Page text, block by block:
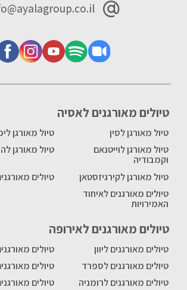
טיולים מאורגנים לאסיה
טיול מאורגן לסין
טיול מאורגן
טיול מאורגן לוייטנאם
וקמבודיה
טיול מאורגן
טיול מאורגן לקירגיזסטאן
טיולים
טיולים מאורגנים לאיחוד
האמירויות
טיולים מאורגנים לאירופה
טיולים מאורגנים ליוון
טיולים
טיולים מאורגנים לספרד
טיולים
טיולים מאורגנים לרומניה
טיולים